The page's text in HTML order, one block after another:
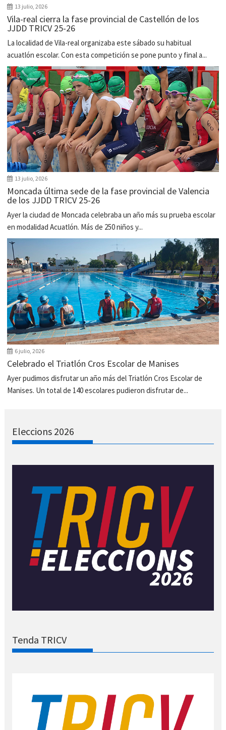
13 julio, 2026
Vila-real cierra la fase provincial de Castellón de los
JJDD TRICV 25-26
La localidad de Vila-real organizaba este sábado su habitual
acuatlón escolar. Con esta competición se pone punto y final a...
13 julio, 2026
Moncada última sede de la fase provincial de Valencia
de los JJDD TRICV 25-26
Ayer la ciudad de Moncada celebraba un año más su prueba escolar
en modalidad Acuatlón. Más de 250 niños y...
6 julio, 2026
Celebrado el Triatlón Cros Escolar de Manises
Ayer pudimos disfrutar un año más del Triatlón Cros Escolar de
Manises. Un total de 140 escolares pudieron disfrutar de...
Eleccions 2026
Tenda TRICV